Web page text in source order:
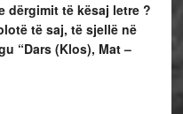
dërgimit të kësaj letre ?
të saj, të sjellë në
“Dars (Klos), Mat –